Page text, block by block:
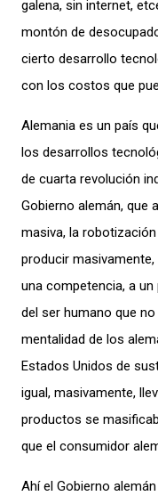
galena, sin internet,
montón de
cierto desarrollo
con los costos que
Alemania es un país
los desarrollos
de cuarta revolución
Gobierno alemán, que
masiva, la
producir
una competencia, a
del ser humano que
mentalidad de los
Estados Unidos de
igual, masivamente,
productos se
que el consumidor
Ahí el Gobierno